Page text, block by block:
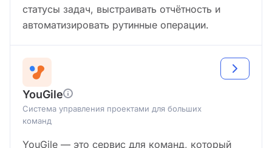
статусы задач, выстраивать отчётность и
автоматизировать рутинные операции.
YouGile
Система управления проектами для больших
команд
YouGile — это сервис для команд, который